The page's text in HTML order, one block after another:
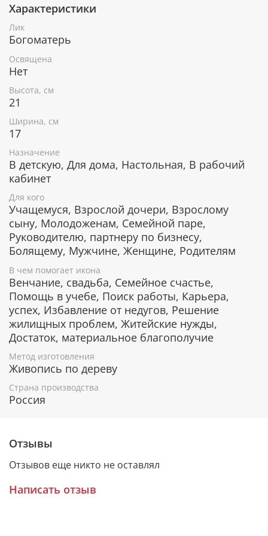
Грунт наносится в несколько слоев, затем
шлифуется, чтобы поверхность стала идеально
гладкой.
Образ пишется темперными красками из
природных пигментов. Такие краски не выгорают,
не портятся и с годами становятся только крепче.
Для большей надежности сверху наносится слой
прозрачного лака, придающего иконе более
насыщенные цвета.
Нимб покрыт сусальным золотом.
В чем помогает икона Покров
Пресвятой Богородицы
Защита от любых несчастий и бед.
Защита от зла и врагов, в том числе и
внутренних.
Защита всех членов семьи от болезней и
недугов.
Сохранение мира, защита страны от врагов.
Исцеление телесных и духовных недугов.
Обретение любви и счастливого замужества.
Прибавление достатка неимущим.
Обретение жилья для бездомных.
Избавление от уныния и грусти.
Помощь в учебе и работе.
Помощь в новых начинаниях.
подвижник Андрей Юродивый, сподоблявшийся
Характеристики
Лик
Богоматерь
Освящена
Нет
Высота, см
21
Ширина, см
17
Назначение
В детскую, Для дома, Настольная, В рабочий
кабинет
Для кого
Учащемуся, Взрослой дочери, Взрослому
сыну, Молодоженам, Семейной паре,
Руководителю, партнеру по бизнесу,
Болящему, Мужчине, Женщине, Родителям
В чем помогает икона
Венчание, свадьба, Семейное счастье,
Помощь в учебе, Поиск работы, Карьера,
успех, Избавление от недугов, Решение
жилищных проблем, Житейские нужды,
Достаток, материальное благополучие
Метод изготовления
Живопись по дереву
Страна производства
Россия
Отзывы
Отзывов еще никто не оставлял
Написать отзыв